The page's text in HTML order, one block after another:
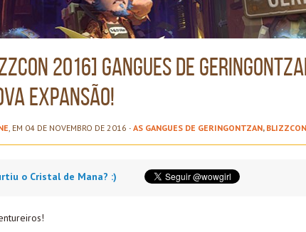
2016] Gangues de
expansão!
, EM 04 DE NOVEMBRO DE 2016 · AS GANGUES DE GERINGONTZAN, BLIZZCON
o Cristal de Mana? :)